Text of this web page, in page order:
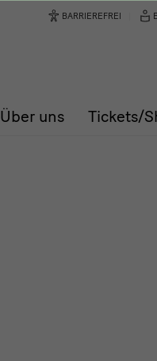
Über uns Tickets/
BARRIEREFREI